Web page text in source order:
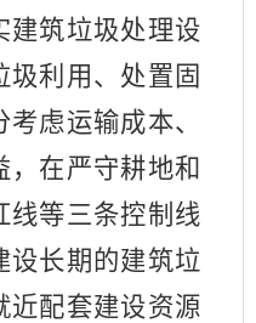
建筑垃圾处理设
利用、处置固
虑运输成本、
在严守耕地和
线等三条控制线
设长期的建筑垃
近配套建设资源